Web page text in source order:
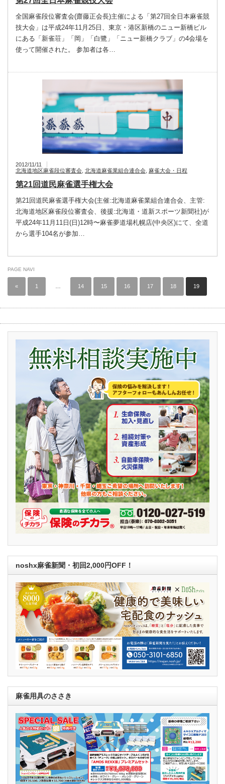
全国麻雀段位審査会(齋藤正会長)主催による「第27回全日本麻雀競
技大会」は平成24年11月25日、東京・港区新橋のニュー新橋ビル
にある「新雀荘」「岡」「白鷺」「ニュー新橋クラブ」の4会場を
使って開催された。 参加者は各…
2012/11/11
北海道地区麻雀段位審査会 北海道麻雀業組合連合会 麻雀大会・日程
第21回道民麻雀選手権大会
第21回道民麻雀選手権大会(主催:北海道麻雀業組合連合会、主管:
北海道地区麻雀段位審査会、後援:北海道・道新スポーツ新聞社)が
平成24年11月11日(日)12時〜麻雀夢道場札幌店(中央区)にて、全道
から選手104名が参加…
PAGE NAVI
« 1 14 15 16 17 18 19
noshx麻雀新聞・初回2,000円OFF！
麻雀用具のささき